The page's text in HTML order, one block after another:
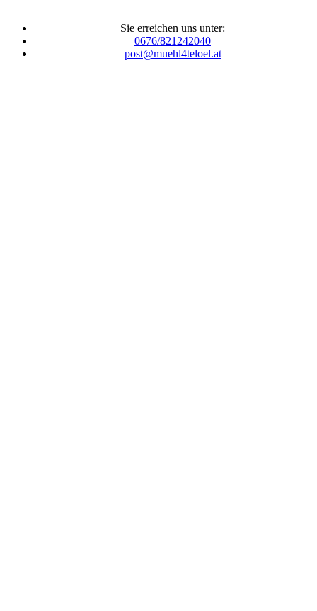
Sie erreichen uns unter:
0676/821242040
post@muehl4teloel.at